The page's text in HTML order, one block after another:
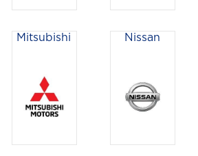
Mitsubishi Nissan